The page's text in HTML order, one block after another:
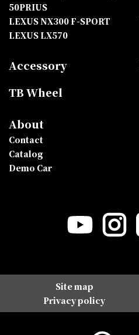
50PRIUS
LEXUS NX300 F-SPORT
LEXUS LX570
Accessory
TB Wheel
About
Contact
Catalog
Demo Car
Site map
Privacy policy